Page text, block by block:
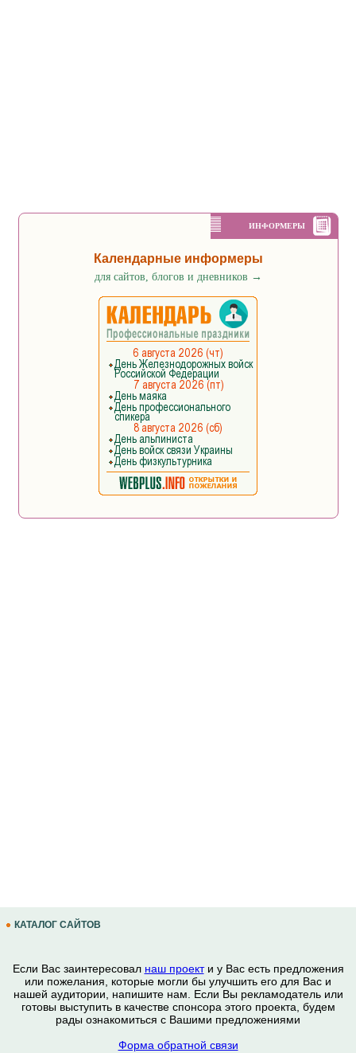
ИНФОРМЕРЫ
Календарные информеры
для сайтов, блогов и дневников →
КАТАЛОГ САЙТОВ
Если Вас заинтересовал наш проекти у Вас есть предложения
или пожелания, которые могли бы улучшить его для Вас и
нашей аудитории, напишите нам. Если Вы рекламодатель или
готовы выступить в качестве спонсора этого проекта, будем
рады ознакомиться с Вашими предложениями
Форма обратной связи